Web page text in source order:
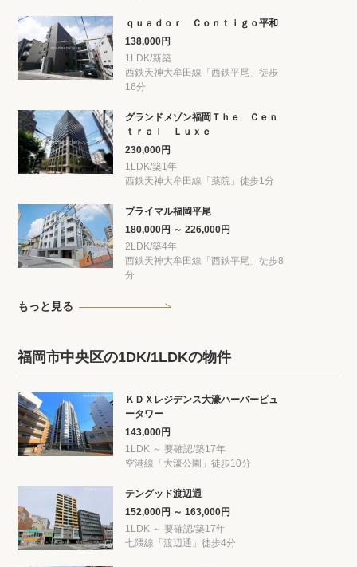
ｑｕａｄｏｒ Ｃｏｎｔｉｇｏ平和
138,000円
1LDK/新築
西鉄天神大牟田線「西鉄平尾」徒歩
16分
グランドメゾン福岡Ｔｈｅ Ｃｅｎ
ｔｒａｌ Ｌｕｘｅ
230,000円
1LDK/築1年
西鉄天神大牟田線「薬院」徒歩1分
プライマル福岡平尾
180,000円 ～ 226,000円
2LDK/築4年
西鉄天神大牟田線「西鉄平尾」徒歩8
分
もっと見る
福岡市中央区の1DK/1LDKの物件
ＫＤＸレジデンス大濠ハーバービュ
ータワー
143,000円
1LDK ～ 要確認/築17年
空港線「大濠公園」徒歩10分
テングッド渡辺通
152,000円 ～ 163,000円
1LDK ～ 要確認/築17年
七隈線「渡辺通」徒歩4分